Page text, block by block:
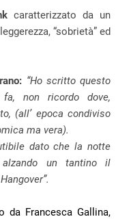
caratterizzato da un
“sobrietà” ed
“Ho scritto questo
non ricordo dove,
(all’ epoca condiviso
ma vera).
dato che la notte
un tantino il
da Francesca Gallina,